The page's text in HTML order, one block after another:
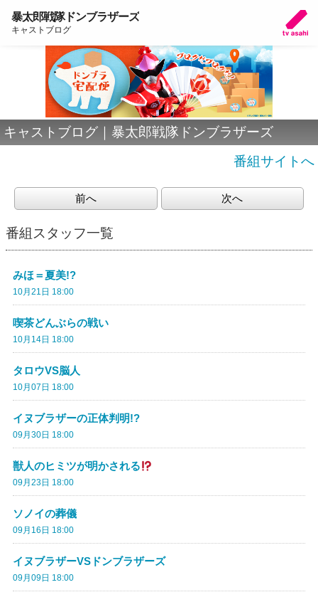
暴太郎戦隊ドンブラザーズ
キャストブログ
キャストブログ｜暴太郎戦隊ドンブラザーズ
番組サイトへ
前へ 次へ
番組スタッフ一覧
みほ＝夏美!?
10月21日 18:00
喫茶どんぶらの戦い
10月14日 18:00
タロウVS脳人
10月07日 18:00
イヌブラザーの正体判明!?
09月30日 18:00
獣人のヒミツが明かされる
09月23日 18:00
ソノイの葬儀
09月16日 18:00
イヌブラザーVSドンブラザーズ
09月09日 18:00